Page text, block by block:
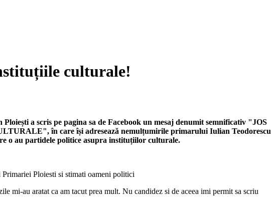
culturale!
a scris pe pagina sa de Facebook un mesaj denumit semnificativ "JOS
în care își adresează nemulțumirile primarului Iulian Teodorescu
o au partidele politice asupra instituțiilor culturale.
Ploiesti si stimati oameni politici
mi-au aratat ca am tacut prea mult. Nu candidez si de aceea imi permit sa scriu